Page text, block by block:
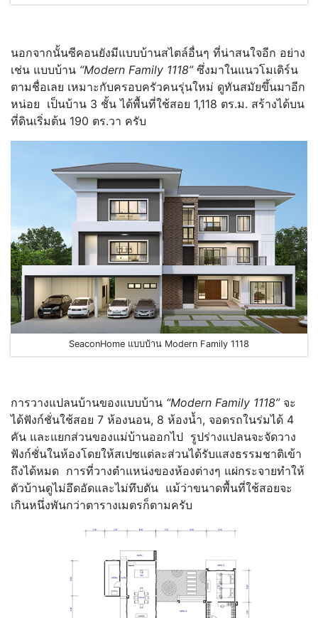
นอกจากนั้นซีคอนยังมีแบบบ้านสไตล์อื่นๆ ที่น่าสนใจอีก อย่าง
เช่น แบบบ้าน “Modern Family 1118”ซึ่งมาในแนวโมเดิร์น
ตามชื่อเลย เหมาะกับครอบครัวคนรุ่นใหม่ ดูทันสมัยขึ้นมาอีก
หน่อย เป็นบ้าน 3 ชั้น ได้พื้นที่ใช้สอย 1,118 ตร.ม. สร้างได้บน
ที่ดินเริ่มต้น 190 ตร.วา ครับ
SeaconHome แบบบ้าน Modern Family 1118
การวางแปลนบ้านของแบบบ้าน “Modern Family 1118”จะ
ได้ฟังก์ชั่นใช้สอย 7 ห้องนอน, 8 ห้องน้ำ, จอดรถในร่มได้ 4
คัน และแยกส่วนของแม่บ้านออกไป รูปร่างแปลนจะจัดวาง
ฟังก์ชั่นในห้องโดยให้สเปซแต่ละส่วนได้รับแสงธรรมชาติเข้า
ถึงได้หมด การที่วางตำแหน่งของห้องต่างๆ แผ่กระจายทำให้
ตัวบ้านดูไม่อึดอัดและไม่ทึบตัน แม้ว่าขนาดพื้นที่ใช้สอยจะ
เกินหนึ่งพันกว่าตารางเมตรก็ตามครับ